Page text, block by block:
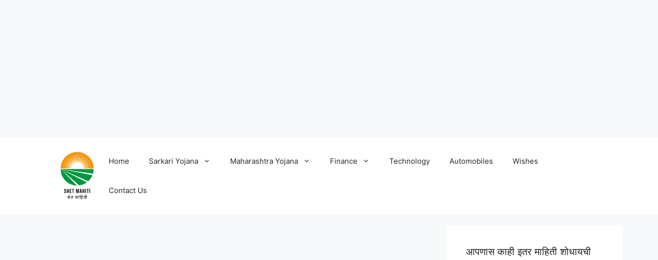
Home Sarkari Yojana Maharashtra Yojana Finance Technology Automobiles Wishes
Contact Us
आपणास काही इतर माहिती शोधायची